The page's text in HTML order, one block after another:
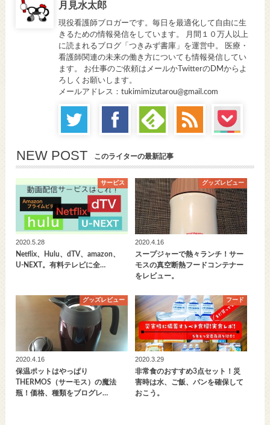
月見水太郎
現役看護師ブロガーです。毎日を最適化して自由に生
きるための情報発信をしています。 月間１０万人以上
に読まれるブログ「つきみず書庫」を運営中。 医療・
看護師関連の未来の働き方についても情報発信してい
ます。 お仕事のご依頼はメールかTwitterのDMからよ
ろしくお願いします。
メールアドレス：tukimimizutarou@gmail.com
NEW POST このライターの最新記事
サービス
2020.5.28
Netflix、Hulu、dTV、amazon、
U-NEXT。有料テレビに全…
グッズレビュー
2020.4.16
スープジャーで熱々ランチ！サー
モスの真空断熱フードコンテナー
をレビュー。
グッズレビュー
2020.4.16
保温ポットはやっぱり
THERMOS（サーモス）の魔法
瓶！価格、種類をブログレ…
フード
2020.3.29
非常食のおすすめ3点セット！災
害時は水、ご飯、パンを確保して
おこう。